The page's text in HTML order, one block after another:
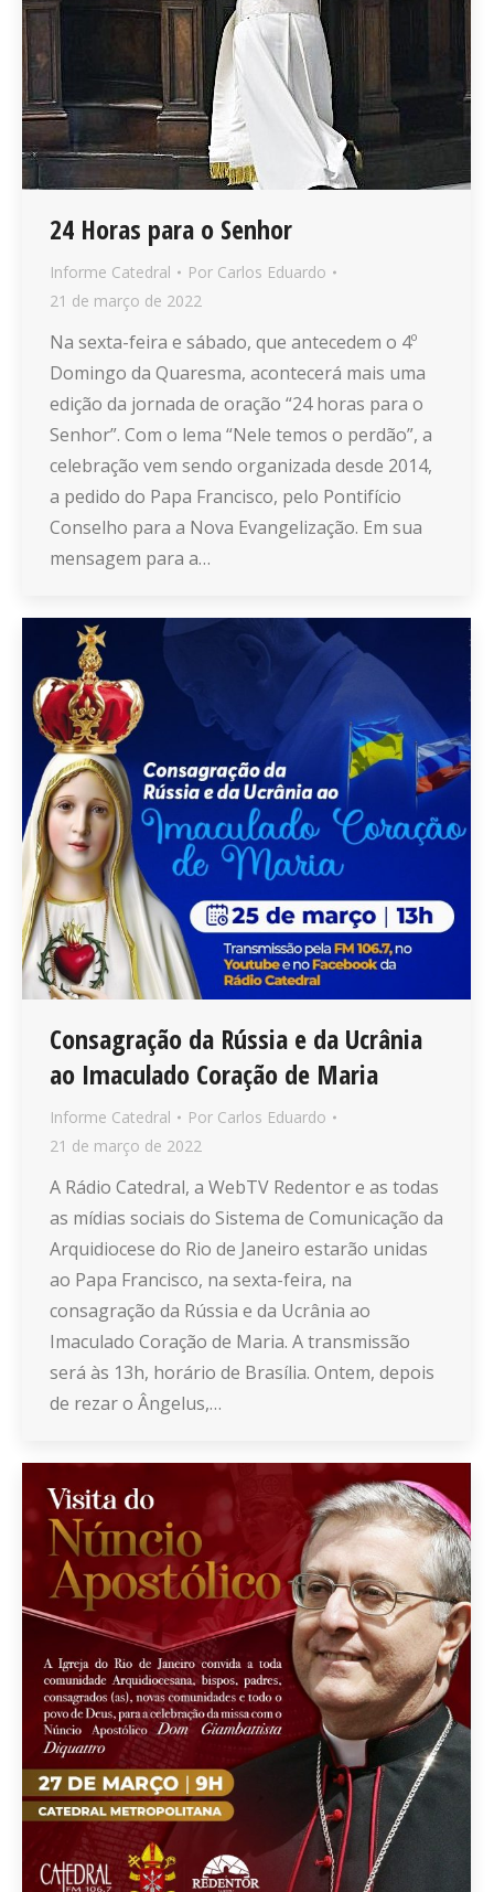
24 Horas para o Senhor
Informe Catedral Por Carlos Eduardo
21 de março de 2022
Na sexta-feira e sábado, que antecedem o 4º
Domingo da Quaresma, acontecerá mais uma
edição da jornada de oração “24 horas para o
Senhor”. Com o lema “Nele temos o perdão”, a
celebração vem sendo organizada desde 2014,
a pedido do Papa Francisco, pelo Pontifício
Conselho para a Nova Evangelização. Em sua
mensagem para a…
Consagração da Rússia e da Ucrânia
ao Imaculado Coração de Maria
Informe Catedral Por Carlos Eduardo
21 de março de 2022
A Rádio Catedral, a WebTV Redentor e as todas
as mídias sociais do Sistema de Comunicação da
Arquidiocese do Rio de Janeiro estarão unidas
ao Papa Francisco, na sexta-feira, na
consagração da Rússia e da Ucrânia ao
Imaculado Coração de Maria. A transmissão
será às 13h, horário de Brasília. Ontem, depois
de rezar o Ângelus,…